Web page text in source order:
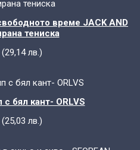
време JACK AND
тениска
(29,14лв.)
бял кант- ORLVS
(25,03 лв.)